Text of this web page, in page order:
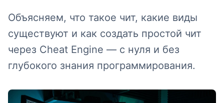
Объясняем, что такое чит, какие виды
существуют и как создать простой чит
через Cheat Engine — с нуля и без
глубокого знания программирования.